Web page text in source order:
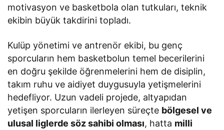
motivasyon ve basketbola olan tutkuları, teknik
ekibin büyük takdirini topladı.
Kulüp yönetimi ve antrenör ekibi, bu genç
sporcuların hem basketbolun temel becerilerini
en doğru şekilde öğrenmelerini hem de disiplin,
takım ruhu ve aidiyet duygusuyla yetişmelerini
hedefliyor. Uzun vadeli projede, altyapıdan
yetişen sporcuların ilerleyen süreçte bölgesel ve
ulusal liglerde söz sahibi olması, hatta milli